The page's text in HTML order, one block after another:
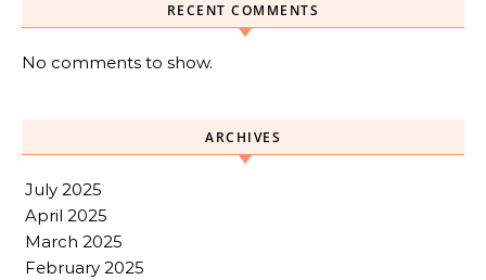
RECENT COMMENTS
No comments to show.
ARCHIVES
July 2025
April 2025
March 2025
February 2025